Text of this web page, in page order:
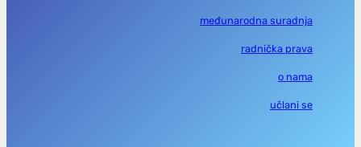
međunarodna suradnja
radnička prava
o nama
učlani se